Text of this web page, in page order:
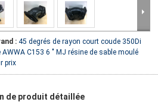
: 45 degrés de rayon court coude 350Di
AWWA C153 6 " MJ résine de sable moulé
prix
de produit détaillée